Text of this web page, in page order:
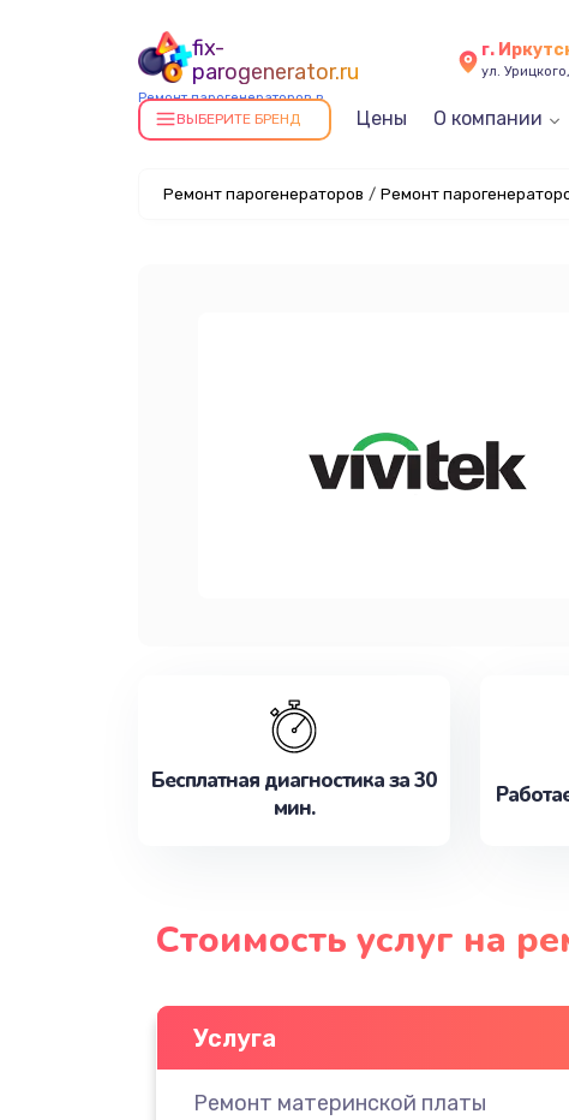
fix-
parogenerator.ru
Ремонт парогенераторов в
Иркутске
г.
ул.
ВЫБЕРИТЕ БРЕНД Цены О компании
Ремонт парогенераторов / Ремонт
Бесплатная диагностика за 30
мин.
Стоимость услуг на
Услуга
Ремонт материнской платы